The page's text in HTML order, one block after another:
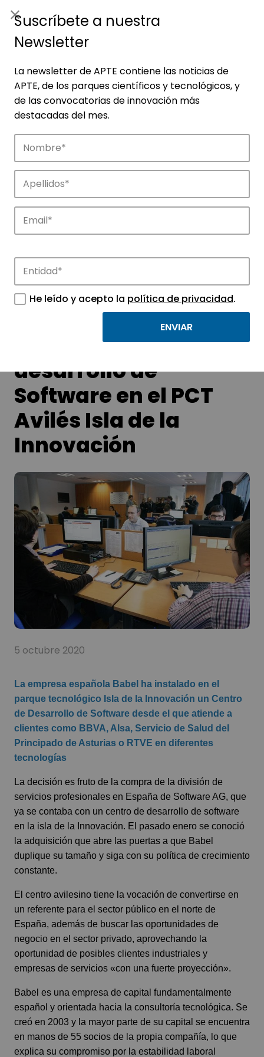
Noticias
APTE y sus parques científicos y
tecnológicos.
Nuevo centro de
desarrollo de
Software en el PCT
Avilés Isla de la
Innovación
5 octubre 2020
La empresa española Babel ha instalado en el
parque tecnológico Isla de la Innovación un Centro
de Desarrollo de Software desde el que atiende a
clientes como BBVA, Alsa, Servicio de Salud del
Principado de Asturias o RTVE en diferentes
tecnologías
La decisión es fruto de la compra de la división de
servicios profesionales en España de Software AG, que
ya se contaba con un centro de desarrollo de software
en la isla de la Innovación. El pasado enero se conoció
la adquisición que abre las puertas a que Babel
duplique su tamaño y siga con su política de crecimiento
constante.
El centro avilesino tiene la vocación de convertirse en
un referente para el sector público en el norte de
España, además de buscar las oportunidades de
negocio en el sector privado, aprovechando la
oportunidad de posibles clientes industriales y
empresas de servicios «con una fuerte proyección».
Babel es una empresa de capital fundamentalmente
español y orientada hacia la consultoría tecnológica. Se
creó en 2003 y la mayor parte de su capital se encuentra
en manos de 55 socios de la propia compañía, lo que
explica su compromiso por la estabilidad laboral
Suscríbete a nuestra
Newsletter
La newsletter de APTE contiene las noticias de
APTE, de los parques científicos y tecnológicos, y
de las convocatorias de innovación más
destacadas del mes.
He leído y acepto la política de privacidad.